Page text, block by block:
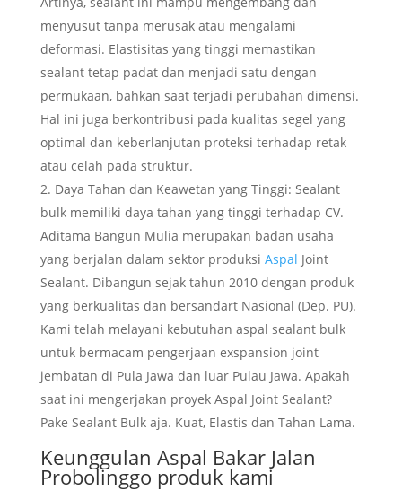
menyusut tanpa merusak atau mengalami
deformasi. Elastisitas yang tinggi memastikan
sealant tetap padat dan menjadi satu dengan
permukaan, bahkan saat terjadi perubahan dimensi.
Hal ini juga berkontribusi pada kualitas segel yang
optimal dan keberlanjutan proteksi terhadap retak
atau celah pada struktur.
Daya Tahan dan Keawetan yang Tinggi: Sealant
bulk memiliki daya tahan yang tinggi terhadap CV.
Aditama Bangun Mulia merupakan badan usaha
yang berjalan dalam sektor produksi Aspal Joint
Sealant. Dibangun sejak tahun 2010 dengan produk
yang berkualitas dan bersandart Nasional (Dep. PU).
Kami telah melayani kebutuhan aspal sealant bulk
untuk bermacam pengerjaan exspansion joint
jembatan di Pula Jawa dan luar Pulau Jawa. Apakah
saat ini mengerjakan proyek Aspal Joint Sealant?
Pake Sealant Bulk aja. Kuat, Elastis dan Tahan Lama.
Keunggulan Aspal Bakar Jalan
Probolinggo produk kami